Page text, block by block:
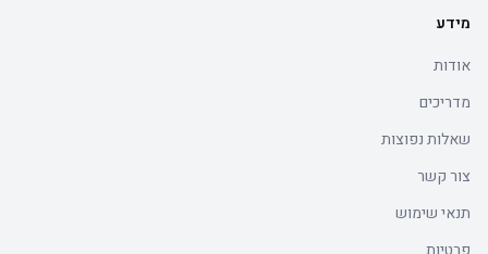
מידע
אודות
מדריכים
שאלות נפוצות
צור קשר
תנאי שימוש